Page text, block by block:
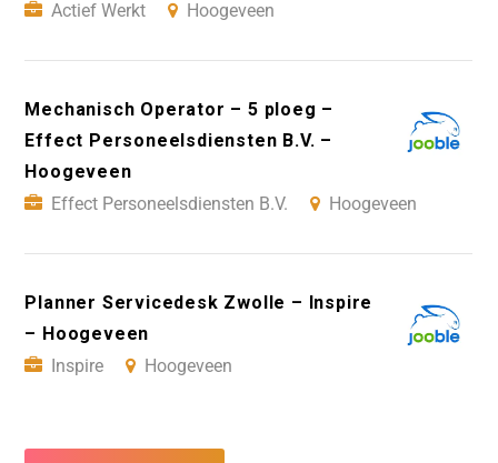
Actief Werkt Hoogeveen
Mechanisch Operator – 5 ploeg –
Effect Personeelsdiensten B.V. –
Hoogeveen
Effect Personeelsdiensten B.V.
Hoogeveen
Planner Servicedesk Zwolle – Inspire
– Hoogeveen
Inspire
Hoogeveen